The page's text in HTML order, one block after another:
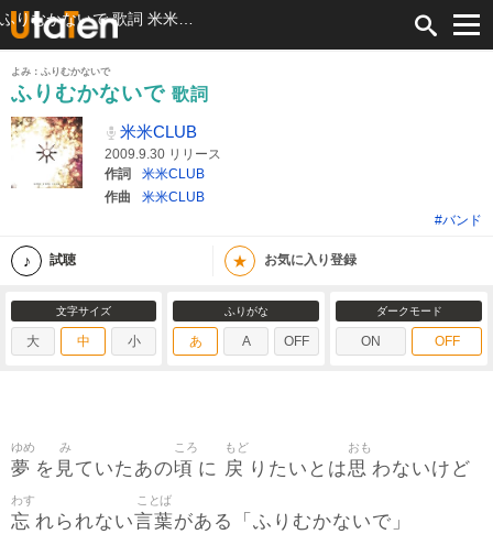
よみ：ふりむかないで
ふりむかないで 歌詞
米米CLUB
2009.9.30 リリース
作詞
米米CLUB
作曲
米米CLUB
#バンド
試聴 ★ お気に入り登録
文字サイズ
大 中 小
ふりがな
あ A OFF
ダークモード
ON OFF
夢
ゆめ
を 見
み
ていたあの頃
ころ
に 戻
もど
りたいとは思
おも
わないけど
忘
わす
れられない言葉
ことば
がある「ふりむかないで」